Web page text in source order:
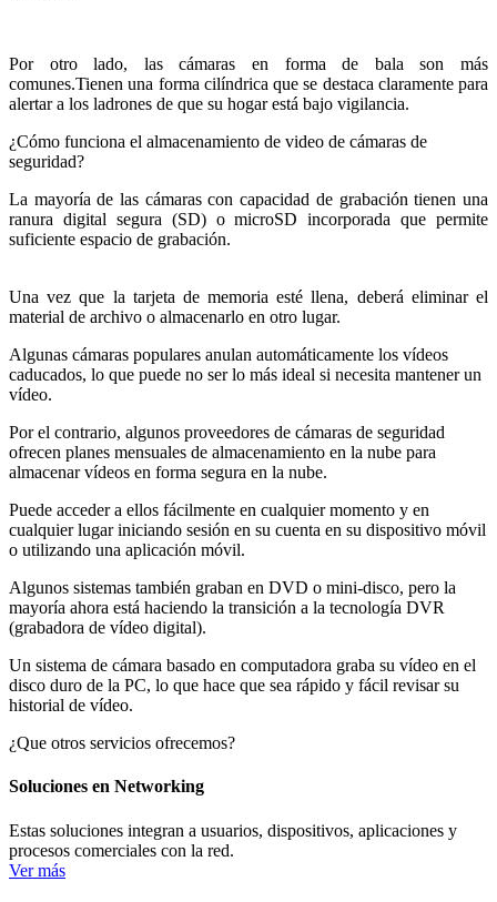
Por otro lado, las cámaras en forma de bala son más
comunes.Tienen una forma cilíndrica que se destaca claramente para
alertar a los ladrones de que su hogar está bajo vigilancia.
¿Cómo funciona el almacenamiento de video de cámaras de
seguridad?
La mayoría de las cámaras con capacidad de grabación tienen una
ranura digital segura (SD) o microSD incorporada que permite
suficiente espacio de grabación.
Una vez que la tarjeta de memoria esté llena, deberá eliminar el
material de archivo o almacenarlo en otro lugar.
Algunas cámaras populares anulan automáticamente los vídeos
caducados, lo que puede no ser lo más ideal si necesita mantener un
vídeo.
Por el contrario, algunos proveedores de cámaras de seguridad
ofrecen planes mensuales de almacenamiento en la nube para
almacenar vídeos en forma segura en la nube.
Puede acceder a ellos fácilmente en cualquier momento y en
cualquier lugar iniciando sesión en su cuenta en su dispositivo móvil
o utilizando una aplicación móvil.
Algunos sistemas también graban en DVD o mini-disco, pero la
mayoría ahora está haciendo la transición a la tecnología DVR
(grabadora de vídeo digital).
Un sistema de cámara basado en computadora graba su vídeo en el
disco duro de la PC, lo que hace que sea rápido y fácil revisar su
historial de vídeo.
¿Que otros servicios ofrecemos?
Soluciones en Networking
Estas soluciones integran a usuarios, dispositivos, aplicaciones y
procesos comerciales con la red.
Ver más